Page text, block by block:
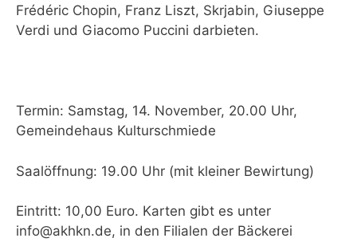
Frédéric Chopin, Franz Liszt, Skrjabin, Giuseppe
Verdi und Giacomo Puccini darbieten.
Termin: Samstag, 14. November, 20.00 Uhr,
Gemeindehaus Kulturschmiede
Saalöffnung: 19.00 Uhr (mit kleiner Bewirtung)
Eintritt: 10,00 Euro. Karten gibt es unter
info@akhkn.de, in den Filialen der Bäckerei